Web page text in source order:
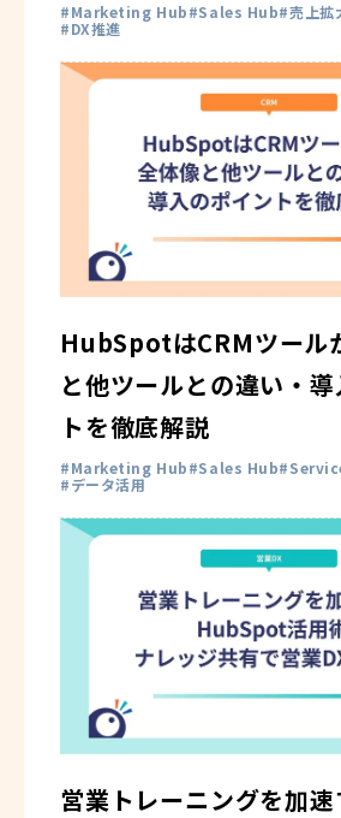
Marketing Hub Sales Hub 売上拡
DX推進
HubSpotはCRMツール
と他ツールとの違い・
トを徹底解説
Marketing Hub Sales Hub
データ活用
営業トレーニングを加速